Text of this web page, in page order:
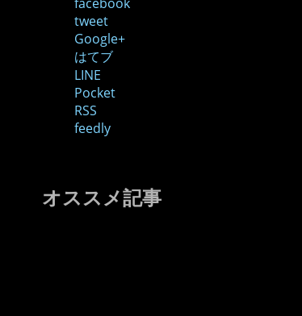
tweet
Google+
はてブ
LINE
Pocket
RSS
feedly
オススメ記事